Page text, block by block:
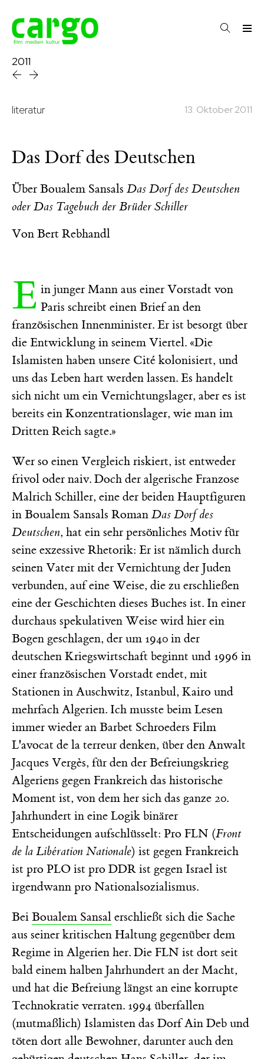
2011
literatur 13. Oktober 2011
Das Dorf des Deutschen
Über Boualem Sansals Das Dorf des Deutschen
oder Das Tagebuch der Brüder Schiller
Von Bert Rebhandl
E in junger Mann aus einer Vorstadt von
Paris schreibt einen Brief an den
französischen Innenminister. Er ist besorgt über
die Entwicklung in seinem Viertel. «Die
Islamisten haben unsere Cité kolonisiert, und
uns das Leben hart werden lassen. Es handelt
sich nicht um ein Vernichtungslager, aber es ist
bereits ein Konzentrationslager, wie man im
Dritten Reich sagte.»
Wer so einen Vergleich riskiert, ist entweder
frivol oder naiv. Doch der algerische Franzose
Malrich Schiller, eine der beiden Hauptfiguren
in Boualem Sansals Roman Das Dorf des
Deutschen, hat ein sehr persönliches Motiv für
seine exzessive Rhetorik: Er ist nämlich durch
seinen Vater mit der Vernichtung der Juden
verbunden, auf eine Weise, die zu erschließen
eine der Geschichten dieses Buches ist. In einer
durchaus spekulativen Weise wird hier ein
Bogen geschlagen, der um 1940 in der
deutschen Kriegswirtschaft beginnt und 1996 in
einer französischen Vorstadt endet, mit
Stationen in Auschwitz, Istanbul, Kairo und
mehrfach Algerien. Ich musste beim Lesen
immer wieder an Barbet Schroeders Film
L'avocat de la terreur denken, über den Anwalt
Jacques Vergès, für den der Befreiungskrieg
Algeriens gegen Frankreich das historische
Moment ist, von dem her sich das ganze 20.
Jahrhundert in eine Logik binärer
Entscheidungen aufschlüsselt: Pro FLN (Front
de la Libération Nationale) ist gegen Frankreich
ist pro PLO ist pro DDR ist gegen Israel ist
irgendwann pro Nationalsozialismus.
Bei Boualem Sansal erschließt sich die Sache
aus seiner kritischen Haltung gegenüber dem
Regime in Algerien her. Die FLN ist dort seit
bald einem halben Jahrhundert an der Macht,
und hat die Befreiung längst an eine korrupte
Technokratie verraten. 1994 überfallen
(mutmaßlich) Islamisten das Dorf Ain Deb und
töten dort alle Bewohner, darunter auch den